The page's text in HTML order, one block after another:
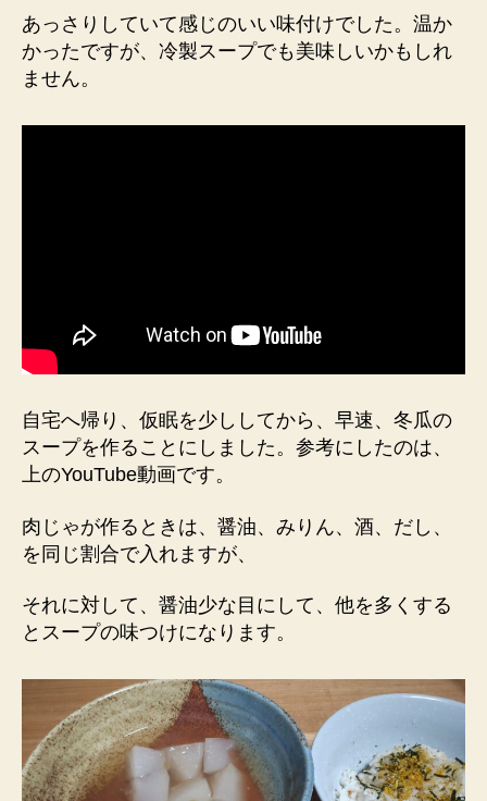
あっさりしていて感じのいい味付けでした。温か
かったですが、冷製スープでも美味しいかもしれ
ません。
自宅へ帰り、仮眠を少ししてから、早速、冬瓜の
スープを作ることにしました。参考にしたのは、
上のYouTube動画です。
肉じゃが作るときは、醤油、みりん、酒、だし、
を同じ割合で入れますが、
それに対して、醤油少な目にして、他を多くする
とスープの味つけになります。